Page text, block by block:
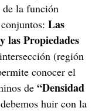
la función
Las
las Propiedades
(región
conocer el
de “Densidad
huir con la